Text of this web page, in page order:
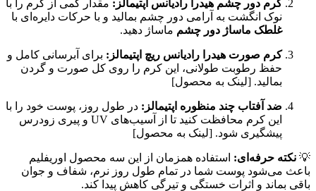
کرم دور چشم هیدرا رادیانس اپتیمالز: مقدار کمی از کرم را با
نوک انگشت به آرامی دور چشم بمالید و با حرکات دایره‌ای با
غلطک ماساژ دور چشم ماساژ دهید.
کرم صورت هیدرا رادیانس ریچ اپتیمالز: برای آبرسانی کامل و
حفظ رطوبت طولانی، این کرم را روی کل صورت و گردن
بمالید. [لینک به محصول]
ضد آفتاب چند منظوره اپتیمالز: در طول روز، پوست خود را با
این کرم محافظت کنید تا از آسیب‌های UV و پیری زودرس
پیشگیری شود. [لینک به محصول]
💡 نکته حرفه‌ای: استفاده همزمان از این سه محصول اوریفلیم
باعث می‌شود پوست شما در تمام طول روز نرم، شفاف و جوان
باقی بماند و اثرات خستگی و تیرگی کاهش پیدا کند.